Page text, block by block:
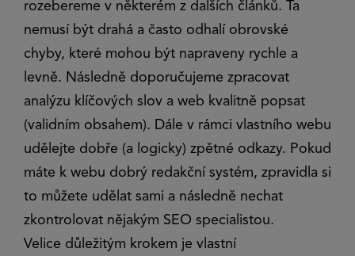
rozebereme v některém z dalších článků. Ta
nemusí být drahá a často odhalí obrovské
chyby, které mohou být napraveny rychle a
levně. Následně doporučujeme zpracovat
analýzu klíčových slov a web kvalitně popsat
(validním obsahem). Dále v rámci vlastního webu
udělejte dobře (a logicky) zpětné odkazy. Pokud
máte k webu dobrý redakční systém, zpravidla si
to můžete udělat sami a následně nechat
zkontrolovat nějakým SEO specialistou.
Velice důležitým krokem je vlastní